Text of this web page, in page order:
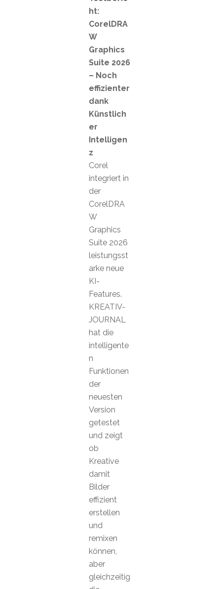
ht:
CorelDRA
W
Graphics
Suite 2026
– Noch
effizienter
dank
Künstlich
er
Intelligen
z
Corel
integriert in
der
CorelDRA
W
Graphics
Suite 2026
leistungsst
arke neue
KI-
Features.
KREATIV-
JOURNAL
hat die
intelligente
n
Funktionen
der
neuesten
Version
getestet
und zeigt
ob
Kreative
damit
Bilder
effizient
erstellen
und
remixen
können,
aber
gleichzeitig